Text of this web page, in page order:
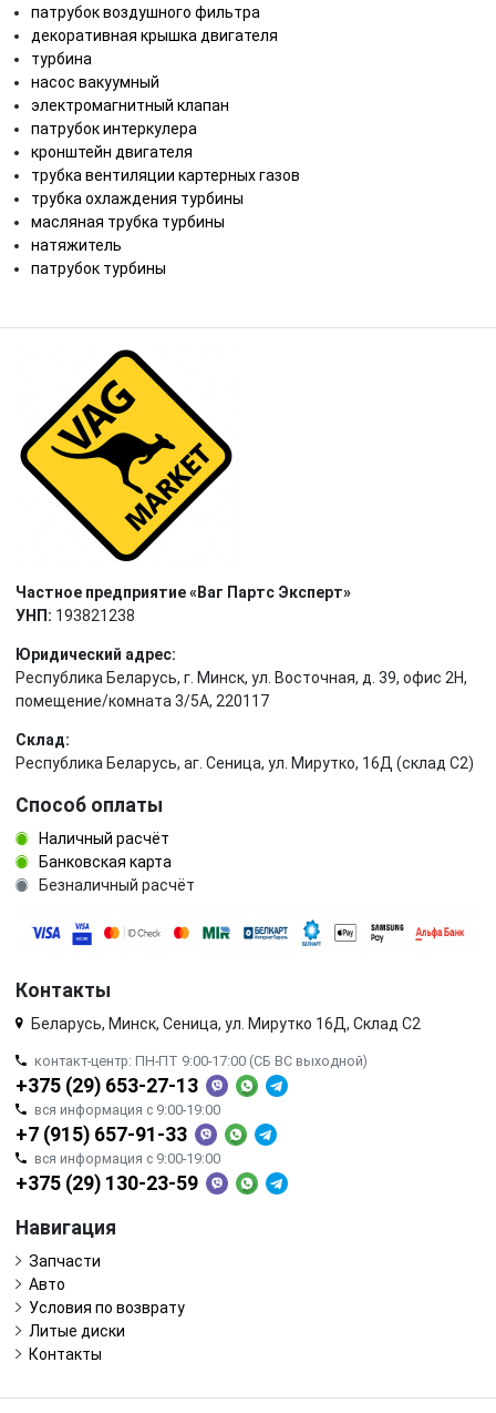
патрубок воздушного фильтра
декоративная крышка двигателя
турбина
насос вакуумный
электромагнитный клапан
патрубок интеркулера
кронштейн двигателя
трубка вентиляции картерных газов
трубка охлаждения турбины
масляная трубка турбины
натяжитель
патрубок турбины
Частное предприятие «Ваг Партс Эксперт»
УНП: 193821238
Юридический адрес:
Республика Беларусь, г. Минск, ул. Восточная, д. 39, офис 2Н,
помещение/комната 3/5А, 220117
Склад:
Республика Беларусь, аг. Сеница, ул. Мирутко, 16Д (склад С2)
Способ оплаты
Наличный расчёт
Банковская карта
Безналичный расчёт
Контакты
Беларусь, Минск, Сеница, ул. Мирутко 16Д, Склад С2
контакт-центр: ПН-ПТ 9:00-17:00 (СБ ВС выходной)
+375 (29) 653-27-13
вся информация с 9:00-19:00
+7 (915) 657-91-33
вся информация с 9:00-19:00
+375 (29) 130-23-59
Навигация
Запчасти
Авто
Условия по возврату
Литые диски
Контакты